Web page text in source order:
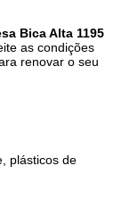
Bica Alta 1195
as condições
renovar o seu
plásticos de